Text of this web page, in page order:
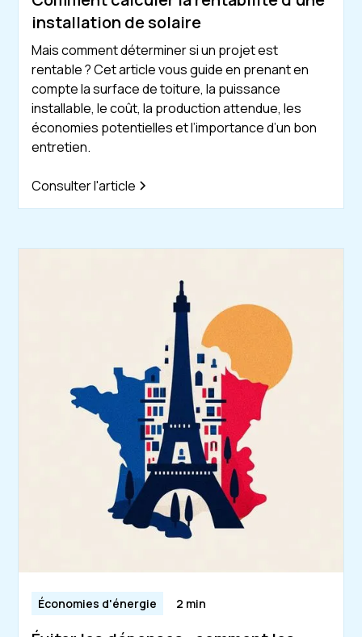
installation de solaire
Mais comment déterminer si un projet est
rentable ? Cet article vous guide en prenant en
compte la surface de toiture, la puissance
installable, le coût, la production attendue, les
économies potentielles et l’importance d’un bon
entretien.
Consulter l'article
Économies d'énergie 2 min